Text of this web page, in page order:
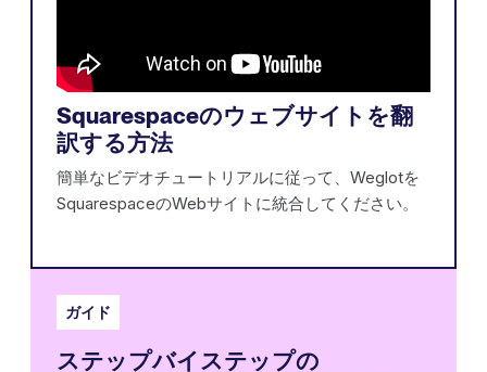
Squarespaceのウェブサイトを翻
訳する方法
簡単なビデオチュートリアルに従って、Weglotを
SquarespaceのWebサイトに統合してください。
ガイド
ステップバイステップの